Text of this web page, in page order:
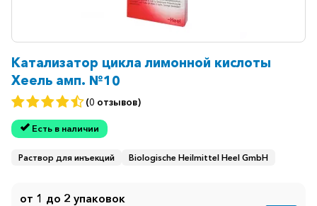
Катализатор цикла лимонной кислоты
Хеель амп. №10
(0 отзывов)
Есть в наличии
Раствор для инъекций Biologische Heilmittel Heel GmbH
от 1 до 2 упаковок